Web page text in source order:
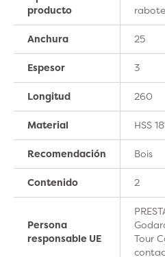
producto
Anchura 25
Espesor 3
Longitud 260
Material HSS
Recomendación Bois
Contenido 2
Persona
responsable UE
Tour